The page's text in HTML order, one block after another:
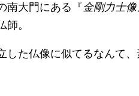
南大門にある『 金剛力士像
師。
した仏像に似てるなんて